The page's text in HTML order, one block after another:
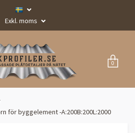
Exkl. moms
0
för byggelement -A:200B:200L:2000